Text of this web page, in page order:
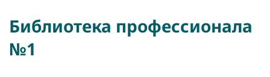
Библиотека профессионала
№1